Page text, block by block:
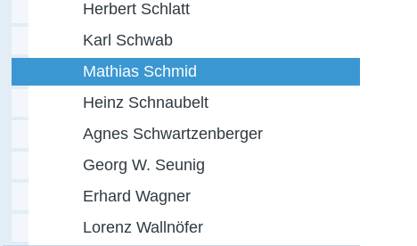
Herbert Schlatt
Karl Schwab
Mathias Schmid
Heinz Schnaubelt
Agnes Schwartzenberger
Georg W. Seunig
Erhard Wagner
Lorenz Wallnöfer